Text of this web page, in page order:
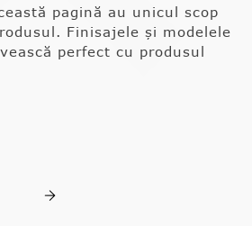
pagină au unicul scop
Finisajele și modelele
perfect cu produsul